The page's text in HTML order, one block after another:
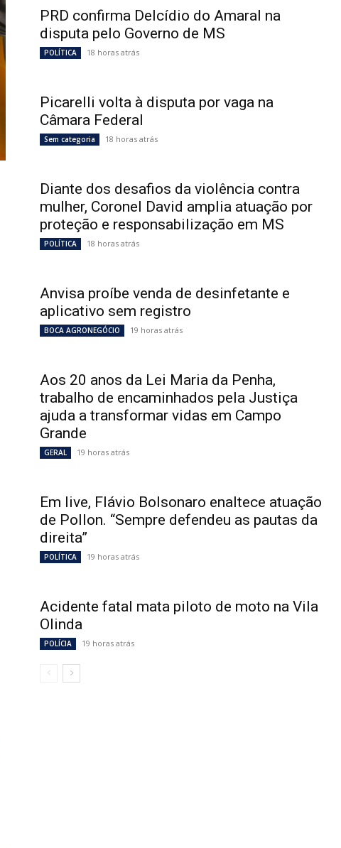
PRD confirma Delcídio do Amaral na
disputa pelo Governo de MS
POLÍTICA 18 horas atrás
Picarelli volta à disputa por vaga na
Câmara Federal
Sem categoria 18 horas atrás
Diante dos desafios da violência contra
mulher, Coronel David amplia atuação por
proteção e responsabilização em MS
POLÍTICA 18 horas atrás
Anvisa proíbe venda de desinfetante e
aplicativo sem registro
BOCA AGRONEGÓCIO 19 horas atrás
Aos 20 anos da Lei Maria da Penha,
trabalho de encaminhados pela Justiça
ajuda a transformar vidas em Campo
Grande
GERAL 19 horas atrás
Em live, Flávio Bolsonaro enaltece atuação
de Pollon. “Sempre defendeu as pautas da
direita”
POLÍTICA 19 horas atrás
Acidente fatal mata piloto de moto na Vila
Olinda
POLÍCIA 19 horas atrás